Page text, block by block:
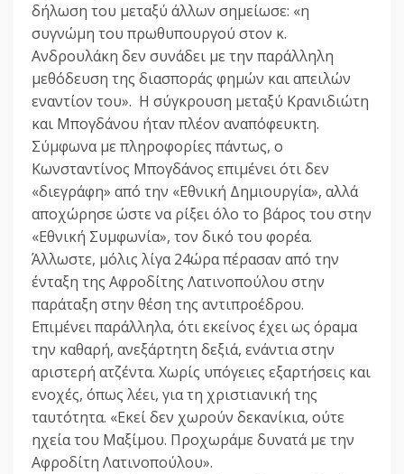
δήλωση του μεταξύ άλλων σημείωσε: «η
συγνώμη του πρωθυπουργού στον κ.
Ανδρουλάκη δεν συνάδει με την παράλληλη
μεθόδευση της διασποράς φημών και απειλών
εναντίον του». Η σύγκρουση μεταξύ Κρανιδιώτη
και Μπογδάνου ήταν πλέον αναπόφευκτη.
Σύμφωνα με πληροφορίες πάντως, ο
Κωνσταντίνος Μπογδάνος επιμένει ότι δεν
«διεγράφη» από την «Εθνική Δημιουργία», αλλά
αποχώρησε ώστε να ρίξει όλο το βάρος του στην
«Εθνική Συμφωνία», τον δικό του φορέα.
Άλλωστε, μόλις λίγα 24ώρα πέρασαν από την
ένταξη της Αφροδίτης Λατινοπούλου στην
παράταξη στην θέση της αντιπροέδρου.
Επιμένει παράλληλα, ότι εκείνος έχει ως όραμα
την καθαρή, ανεξάρτητη δεξιά, ενάντια στην
αριστερή ατζέντα. Χωρίς υπόγειες εξαρτήσεις και
ενοχές, όπως λέει, για τη χριστιανική της
ταυτότητα. «Εκεί δεν χωρούν δεκανίκια, ούτε
ηχεία του Μαξίμου. Προχωράμε δυνατά με την
Αφροδίτη Λατινοπούλου».